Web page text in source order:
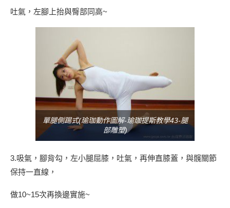
吐氣，左腳上抬與臀部同高~
單腿側踢式(瑜珈動作圖解-瑜珈提斯教學43-腿
部雕塑)
3.吸氣，腳背勾，左小腿屈膝，吐氣，再伸直膝蓋，與髖關節
保持一直線，
做10~15次再換邊實施~